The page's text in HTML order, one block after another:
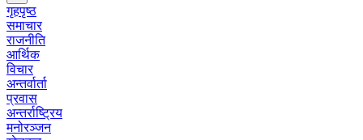
गृहपृष्ठ
समाचार
राजनीति
आर्थिक
विचार
अन्तर्वार्ता
प्रवास
अन्तर्राष्ट्रिय
मनोरञ्जन